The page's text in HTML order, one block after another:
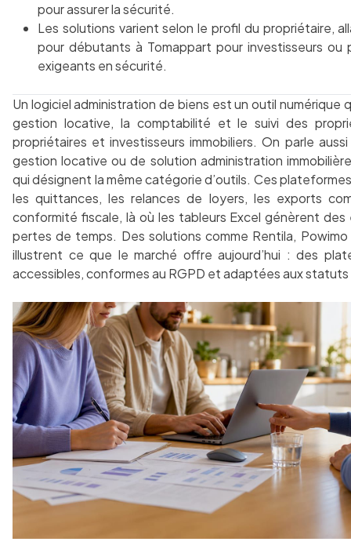
pour assurer la sécurité.
Les solutions varient selon le profil du propriétaire,
pour débutants à Tomappart pour investisseurs ou
exigeants en sécurité.
Un logiciel administration de biens est un outil numérique
gestion locative, la comptabilité et le suivi des
propriétaires et investisseurs immobiliers. On parle
gestion locative ou de solution administration
qui désignent la même catégorie d’outils. Ces
les quittances, les relances de loyers, les exports
conformité fiscale, là où les tableurs Excel génèrent des
pertes de temps. Des solutions comme Rentila,
illustrent ce que le marché offre aujourd’hui : des
accessibles, conformes au RGPD et adaptées aux statuts